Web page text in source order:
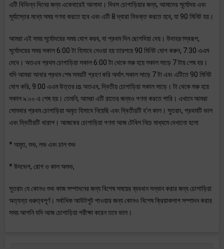
এটি বিভিন্ন দিনের জন্য একেবারেই আলাদা। দিবস চোগাড়িয়ার জন্য, আমাদের সূর্যোদয় এবং
সূর্যাস্তের মধ্যে সময় গণনা করতে হবে এবং এটি 8 দ্বারা বিভক্ত করতে হবে, যা 90 মিনিট হয়।
আমরা এই সময় সূর্যোদয়ের সময় যোগ করব, যা প্রথম দিন ছোগদিয়া দেয়। উদাহরণস্বরূপ,
সূর্যোদয়ের সময় সকাল 6:00 টা হিসাবে নেওয়া হয় তারপরে 90 মিনিট যোগ করুন, 7:30 এএম
দেবে। অতএব প্রথম চোগাড়িয়া সকাল 6:00 টা থেকে শুরু হয়ে সকাল সাড়ে 7 টায় শেষ হয়।
যদি আমরা আবার প্রথম শেষ সময়টি গ্রহণ করি অর্থাৎ সকাল সাড়ে 7 টা এবং এটিতে 90 মিনিট
যোগ করি, 9:00 এএম উত্তর is অতএব, দ্বিতীয় চোগাড়িয়া সকাল সাড়ে। টা থেকে শুরু হয়ে
সকাল ৯:০০ এ শেষ হয়। তেমনি, আমরা এটি রাতের জন্যও গণনা করতে পারি। এখানে আমরা
সোমবার প্রথম চোগাড়িয়া অমৃত হিসাবে নিয়েছি এবং দ্বিতীয়টি হ'ল কাল। সুতরাং, প্রথমটি ভাল
এবং দ্বিতীয়টি খারাপ। আজকের চোগাড়িয়া গণনা আজ টেবিল নিচে মাধ্যমে দেখানো হলো
* অমৃত, শুভ, লভ এবং চাল শুভ
* উদভেগ, রোগ ও কাল অশুভ,
সুতরাং যে কোনও শুভ কাজ সম্পাদনের জন্য বিশেষ সময়ের ব্যবধান সন্ধান করার জন্য চোগাড়িয়া
অত্যন্ত গুরুত্বপূর্ণ। সর্বাধিক আউটপুট পাওয়ার জন্য কোনও বিশেষ ক্রিয়াকলাপ সম্পাদন করার
সময় আপনি যদি আজ চোগাড়িয়া পরীক্ষা করেন তবে ভাল।